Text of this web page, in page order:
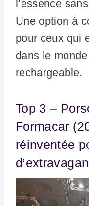
l’essence
Une option à
pour ceux qui
dans le
rechargeable.
Top 3 –
Formacar
réinventée